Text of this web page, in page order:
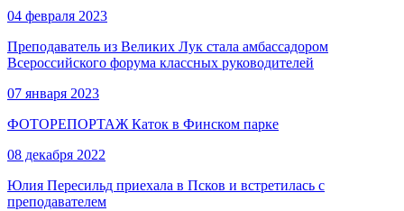
04 февраля 2023
Преподаватель из Великих Лук стала амбассадором
Всероссийского форума классных руководителей
07 января 2023
ФОТОРЕПОРТАЖ Каток в Финском парке
08 декабря 2022
Юлия Пересильд приехала в Псков и встретилась с
преподавателем